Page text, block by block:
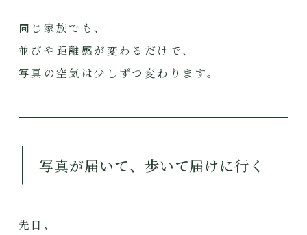
同じ家族でも、
並びや距離感が変わるだけで、
写真の空気は少しずつ変わります。
写真が届いて、歩いて届けに行く
先日、